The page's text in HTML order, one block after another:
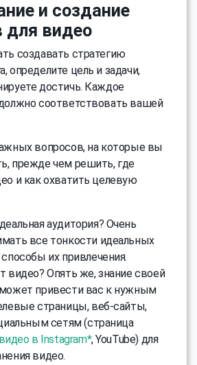
и создание
для видео
создавать стратегию
определите цель и задачи,
достичь. Каждое
соответствовать вашей
вопросов, на которые вы
прежде чем решить, где
и как охватить целевую
аудитория? Очень
все тонкости идеальных
их привлечения.
видео? Опять же, знание своей
привести вас к нужным
страницы, веб-сайты,
сетям (страница
видео в Instagram*, YouTube) для
видео.